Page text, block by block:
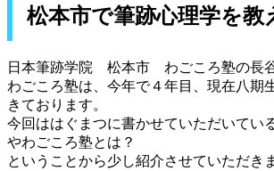
松本市で筆跡心理学を教
日本筆跡学院 松本市 わごころ塾の長谷
わごころ塾は、今年で４年目、現在八期
きております。
今回ははぐまつに書かせていただいてい
やわごころ塾とは？
ということから少し紹介させていただき